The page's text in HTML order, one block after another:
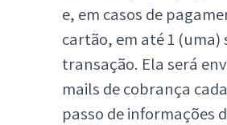
e, em casos de
cartão, em até 1 (uma)
transação. Ela será
mails de cobrança
passo de informações